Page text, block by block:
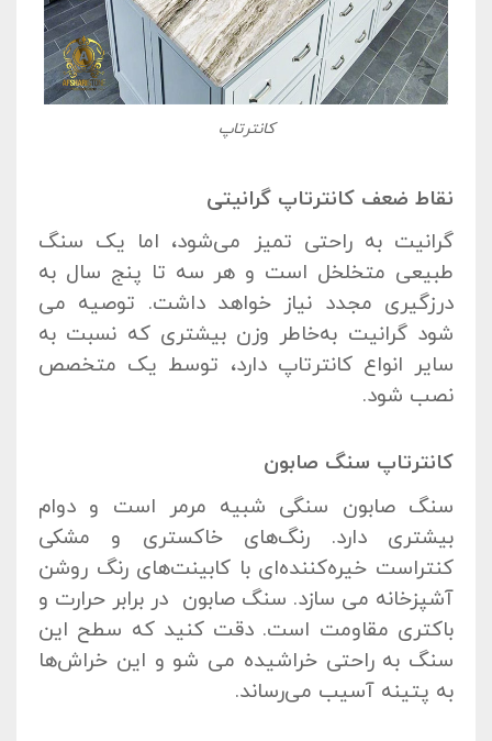
کانترتاپ
نقاط ضعف کانترتاپ گرانیتی
گرانیت به راحتی تمیز می‌شود، اما یک سنگ
طبیعی متخلخل است و هر سه تا پنج سال به
درزگیری مجدد نیاز خواهد داشت. توصیه می
شود گرانیت به‌خاطر وزن بیشتری که نسبت به
سایر انواع کانترتاپ دارد، توسط یک متخصص
نصب شود.
کانترتاپ سنگ صابون
سنگ صابون سنگی شبیه مرمر است و دوام
بیشتری دارد. رنگ‌های خاکستری و مشکی
کنتراست خیره‌کننده‌ای با کابینت‌های رنگ روشن
آشپزخانه می سازد. سنگ صابون در برابر حرارت و
باکتری مقاومت است. دقت کنید که سطح این
سنگ به راحتی خراشیده می شو و این خراش‌ها
به پتینه آسیب می‌رساند.